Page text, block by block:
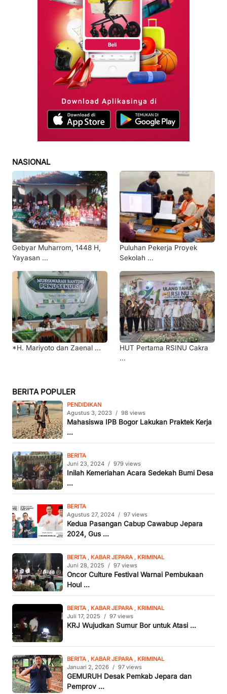
NASIONAL
Gebyar Muharrom, 1448 H,
Yayasan ...
Puluhan Pekerja Proyek
Sekolah ...
*H. Mariyoto dan Zaenal ...
HUT Pertama RSINU Cakra
...
BERITA POPULER
PENDIDIKAN
Agustus 3, 2023 / 98 views
Mahasiswa IPB Bogor Lakukan Praktek Kerja
...
BERITA
Juni 23, 2024 / 979 views
Inilah Kemeriahan Acara Sedekah Bumi Desa
...
BERITA
Agustus 27, 2024 / 97 views
Kedua Pasangan Cabup Cawabup Jepara
2024, Gus ...
BERITA , KABAR JEPARA , KRIMINAL
Juni 28, 2025 / 97 views
Oncor Culture Festival Warnai Pembukaan
Houl ...
BERITA , KABAR JEPARA , KRIMINAL
Juli 17, 2025 / 97 views
KRJ Wujudkan Sumur Bor untuk Atasi ...
BERITA , KABAR JEPARA , KRIMINAL
Januari 2, 2026 / 97 views
GEMURUH Desak Pemkab Jepara dan
Pemprov ...